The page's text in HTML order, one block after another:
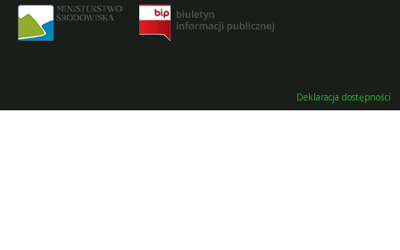
Deklaracja dostępności